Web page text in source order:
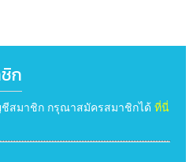
ก
สมาชิก กรุณาสมัครสมาชิกได้ ที่นี่